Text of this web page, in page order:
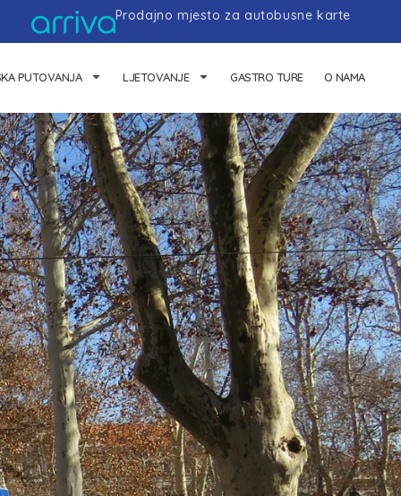
Prodajno mjesto za autobusne karte
PUTOVANJA LJETOVANJE GASTRO TURE O NAMA